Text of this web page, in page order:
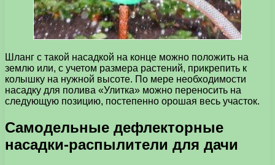
Шланг с такой насадкой на конце можно положить на
землю или, с учетом размера растений, прикрепить к
колышку на нужной высоте. По мере необходимости
насадку для полива «Улитка» можно переносить на
следующую позицию, постепенно орошая весь участок.
Самодельные дефлекторные
насадки-распылители для дачи